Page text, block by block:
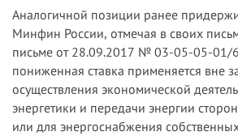
Аналогичной позиции ранее
Минфин России, отмечая в своих
письме от 28.09.2017 № 03-05-05-01/
пониженная ставка применяется вне
осуществления экономической
энергетики и передачи энергии
или для энергоснабжения